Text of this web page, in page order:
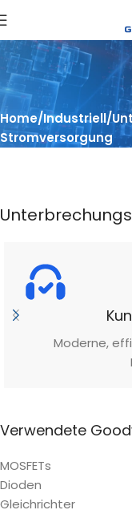
Home Industriell
Stromversorgung
Moderne,
Verwendete
MOSFETs
Dioden
Gleichrichter